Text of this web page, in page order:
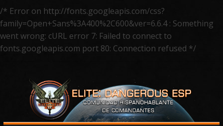
/* Error on http://fonts.googleapis.com/css?
family=Open+Sans%3A400%2C600&ver=6.6.4 : Something
went wrong: cURL error 7: Failed to connect to
fonts.googleapis.com port 80: Connection refused */